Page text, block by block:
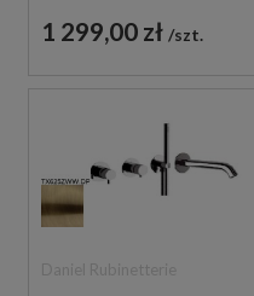
JEDNOUCHWYTOWA
CHROM
1 299,00 zł szt.